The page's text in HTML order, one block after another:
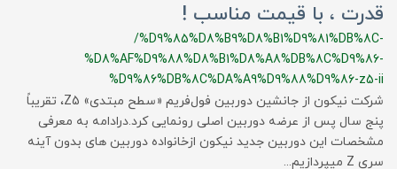
قدرت ، با قیمت مناسب !
/%D9%85%D8%B9%D8%B1%D9%81%DB%8C-
%D8%AF%D9%88%D8%B1%D8%A8%DB%8C%D9%86-
%D9%86%DB%8C%DA%A9%D9%88%D9%86-z5-ii
شرکت نیکون از جانشین دوربین فول‌فریم «سطح مبتدی» Z5، تقریباً
پنج سال پس از عرضه دوربین اصلی رونمایی کرد.درادامه به معرفی
مشخصات این دوربین جدید نیکون ازخانواده دوربین های بدون آینه
سری Z میپردازیم...